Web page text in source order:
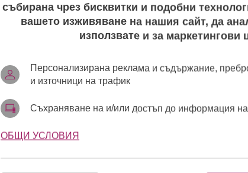
събирана чрез бисквитки и подобни
вашето изживяване на нашия сайт, да
използвате и за маркетингови
Персонализирана реклама и съдържание,
и източници на трафик
Съхраняване на и/или достъп до информация на
ОБЩИ УСЛОВИЯ